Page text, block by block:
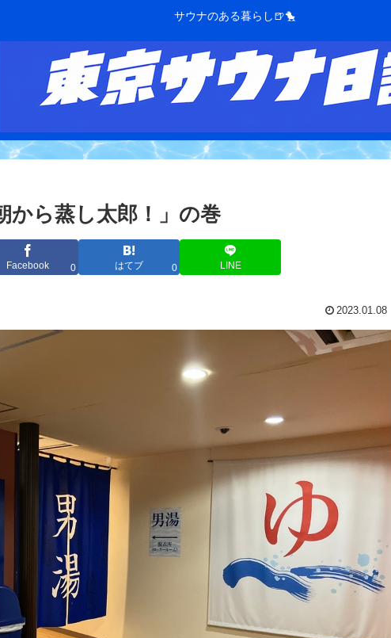
サウナのある暮らし🍺🐤
から蒸し太郎！」の巻
Facebook 0 はてブ 0 LINE
2023.01.08